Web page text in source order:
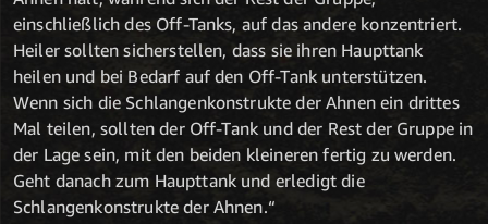
einschließlich des Off-Tanks, auf das andere konzentriert.
Heiler sollten sicherstellen, dass sie ihren Haupttank
heilen und bei Bedarf auf den Off-Tank unterstützen.
Wenn sich die Schlangenkonstrukte der Ahnen ein drittes
Mal teilen, sollten der Off-Tank und der Rest der Gruppe in
der Lage sein, mit den beiden kleineren fertig zu werden.
Geht danach zum Haupttank und erledigt die
Schlangenkonstrukte der Ahnen.“